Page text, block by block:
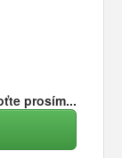
prosím...